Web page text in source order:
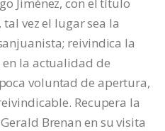
tal vez el lugar sea la
reivindica la
la actualidad de
voluntad de apertura,
Recupera la
Brenan en su visita